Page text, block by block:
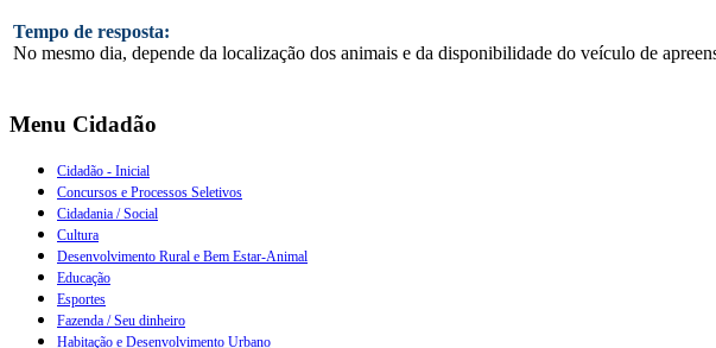
Tempo de resposta:
No mesmo dia, depende da localização dos animais e da disponibilidade do veículo de
Menu Cidadão
Cidadão - Inicial
Concursos e Processos Seletivos
Cidadania / Social
Cultura
Desenvolvimento Rural e Bem Estar-Animal
Educação
Esportes
Fazenda / Seu dinheiro
Habitação e Desenvolvimento Urbano